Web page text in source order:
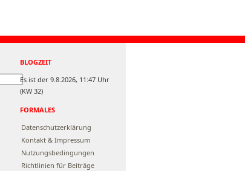
BLOGZEIT
Es ist der 9.8.2026, 11:47 Uhr
(KW 32)
FORMALES
Datenschutzerklärung
Kontakt & Impressum
Nutzungsbedingungen
Richtlinien für Beiträge